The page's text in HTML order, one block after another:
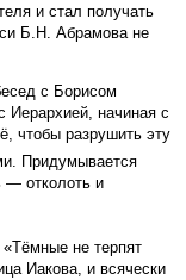
и стал получать
Б.Н. Абрамова не
с Борисом
Иерархией, начиная с
чтобы разрушить эту
Придумывается
— отколоть и
не терпят
Иакова, и всячески